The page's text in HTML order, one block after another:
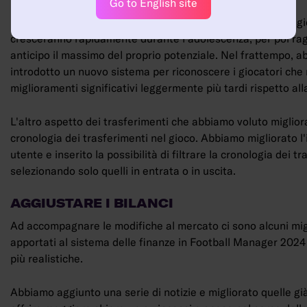
Inoltre, abbiamo modificato altri aspetti della crescita dei
cresceranno rapidamente durante l'adolescenza, per poi
anticipo il massimo del proprio potenziale. Nel frattempo,
introdotto un nuovo sistema per riconoscere i giocatori che
miglioramenti significativi leggermente più tardi rispetto
L'altro aspetto dei trasferimenti che abbiamo voluto
cronologia dei trasferimenti nel gioco. Abbiamo migliorato
utente e inserito la possibilità di filtrare la cronologia dei
selezionando solo quelli in entrata o in uscita.
AGGIUSTARE I BILANCI
Ad accompagnare le modifiche al mercato ci sono alcuni
apportati al sistema delle finanze in Football Manager
più realistiche.
Abbiamo aggiunto una serie di notizie e migliorato quelle
Go to English site